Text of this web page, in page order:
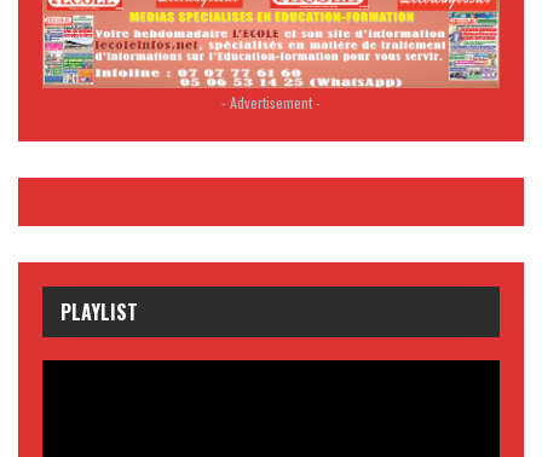
- Advertisement -
PLAYLIST